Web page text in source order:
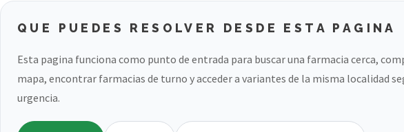
QUE PUEDES RESOLVER DESDE ESTA PAGINA
Esta pagina funciona como punto de entrada para buscar una farmacia cerca,
mapa, encontrar farmacias de turno y acceder a variantes de la misma localidad
urgencia.